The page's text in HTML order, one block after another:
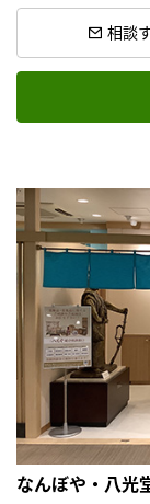
相談
なんぼや・八光